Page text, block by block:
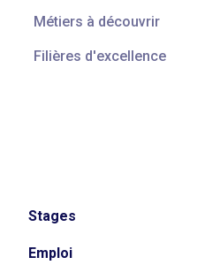
Métiers à découvrir
Filières d'excellence
Stages
Emploi